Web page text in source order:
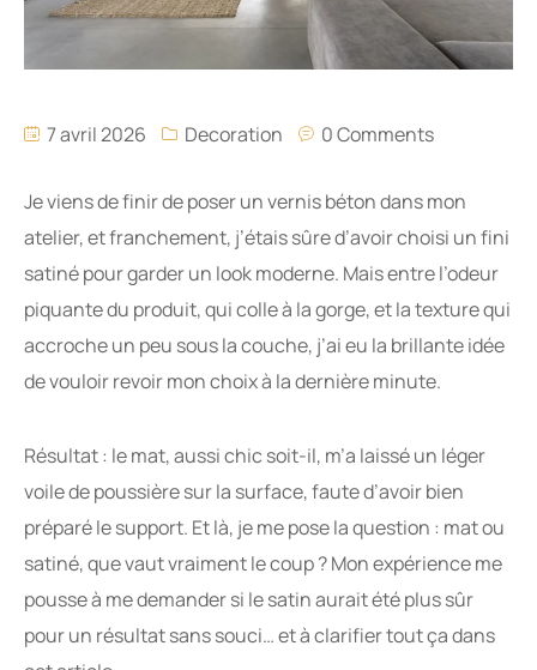
7 avril 2026 Decoration 0 Comments
Je viens de finir de poser un vernis béton dans mon
atelier, et franchement, j’étais sûre d’avoir choisi un fini
satiné pour garder un look moderne. Mais entre l’odeur
piquante du produit, qui colle à la gorge, et la texture qui
accroche un peu sous la couche, j’ai eu la brillante idée
de vouloir revoir mon choix à la dernière minute.
Résultat : le mat, aussi chic soit-il, m’a laissé un léger
voile de poussière sur la surface, faute d’avoir bien
préparé le support. Et là, je me pose la question : mat ou
satiné, que vaut vraiment le coup ? Mon expérience me
pousse à me demander si le satin aurait été plus sûr
pour un résultat sans souci… et à clarifier tout ça dans